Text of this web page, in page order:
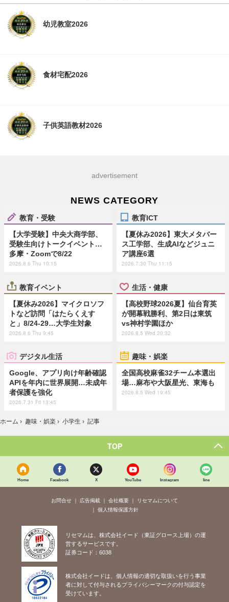
幼児教室2026
食材宅配2026
子供英語教材2026
advertisement
NEWS CATEGORY
教育・受験
【大学受験】中央大商学部、
受験生向けトークイベント…
多摩・Zoomで8/22
2026.8.6 Thu 10:15
教育ICT
【夏休み2026】東大メタバー
ス工学部、生成AIなどジュニ
ア講座6選
2026.7.30 Thu 11:15
教育イベント
【夏休み2026】マイクロソフ
トなど訪問「はたらくえす
と」8/24-29…大学生対象
2026.8.6 Thu 9:45
生活・健康
【高校野球2026夏】仙台育英
が開幕戦勝利、第2日は東筑
vs神村学園ほか
2026.8.5 Wed 20:32
デジタル生活
Google、アプリ向け年齢確認
APIを年内に世界展開…未成年
者保護を強化
2026.7.31 Fri 13:45
趣味・娯楽
全国高校麻雀32チーム本選出
場…麻布や大阪星光、東海も
2026.8.5 Wed 19:45
ホーム › 趣味・娯楽 › 小学生 › 記事
TOP
Home Facebook X YouTube Instagram line
お問合せ 広告掲載 会社概要
リセマムについて
個人情報保護方針
リセマムは、株式会社イード（東証グロース上場）の運
営するサービスです。
証券コード：6038
株式会社イードは、個人情報の適切な取扱いを行う事業
者に対して付与されるプライバシーマークの付与認定を
受けています。